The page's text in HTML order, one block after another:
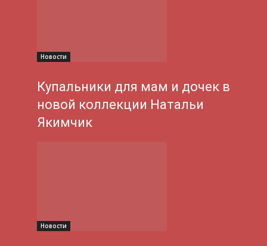
Новости
Купальники для мам и дочек в
новой коллекции Натальи
Якимчик
Новости